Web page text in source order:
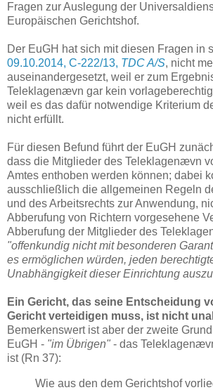
Fragen zur Auslegung der
Europäischen Gerichtshof.
Der EuGH hat sich mit diesen Fragen in
09.10.2014, C-222/13, TDC A/S, nicht
auseinandergesetzt, weil er zum
Teleklagenævn gar kein
weil es das dafür notwendige Kriterium
nicht erfüllt.
Für diesen Befund führt der EuGH
dass die Mitglieder des Teleklagenævn
Amtes enthoben werden können; dabei
ausschließlich die allgemeinen Regeln
und des Arbeitsrechts zur Anwendung,
Abberufung von Richtern vorgesehene
Abberufung der Mitglieder des
"offenkundig nicht mit besonderen
es ermöglichen würden, jeden
Unabhängigkeit dieser Einrichtung
Ein Gericht, das seine Entscheidung
Gericht verteidigen muss, ist nicht
Bemerkenswert ist aber der zweite
EuGH - "im Übrigen" - das
ist (Rn 37):
Wie aus den dem Gerichtshof